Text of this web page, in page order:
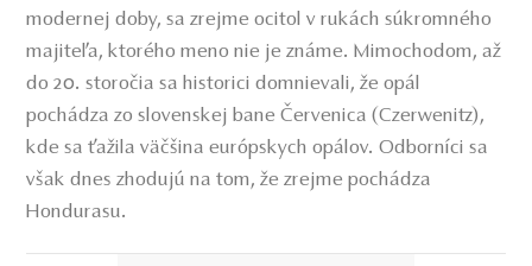
modernej doby, sa zrejme ocitol v rukách súkromného
majiteľa, ktorého meno nie je známe. Mimochodom, až
do 20. storočia sa historici domnievali, že opál
pochádza zo slovenskej bane Červenica (Czerwenitz),
kde sa ťažila väčšina európskych opálov. Odborníci sa
však dnes zhodujú na tom, že zrejme pochádza
Hondurasu.